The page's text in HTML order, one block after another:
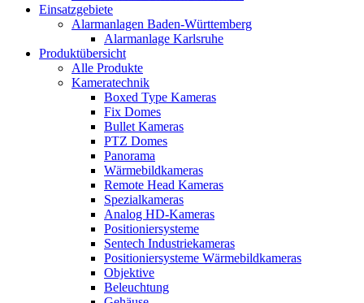
Einsatzgebiete
Alarmanlagen Baden-Württemberg
Alarmanlage Karlsruhe
Produktübersicht
Alle Produkte
Kameratechnik
Boxed Type Kameras
Fix Domes
Bullet Kameras
PTZ Domes
Panorama
Wärmebildkameras
Remote Head Kameras
Spezialkameras
Analog HD-Kameras
Positioniersysteme
Sentech Industriekameras
Positioniersysteme Wärmebildkameras
Objektive
Beleuchtung